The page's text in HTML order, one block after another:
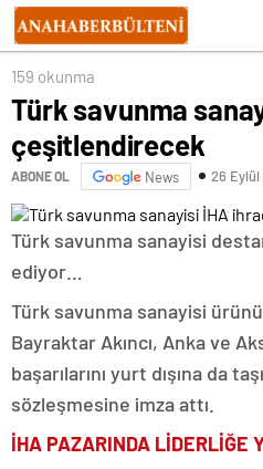
159 okunma
Türk savunma
çeşitlendirecek
ABONE OL News 26 Eylül
Türk savunma sanayisi
ediyor…
Türk savunma sanayisi
Bayraktar Akıncı, Anka ve
başarılarını yurt dışına da
sözleşmesine imza attı.
İHA PAZARINDA LİDERLİĞE